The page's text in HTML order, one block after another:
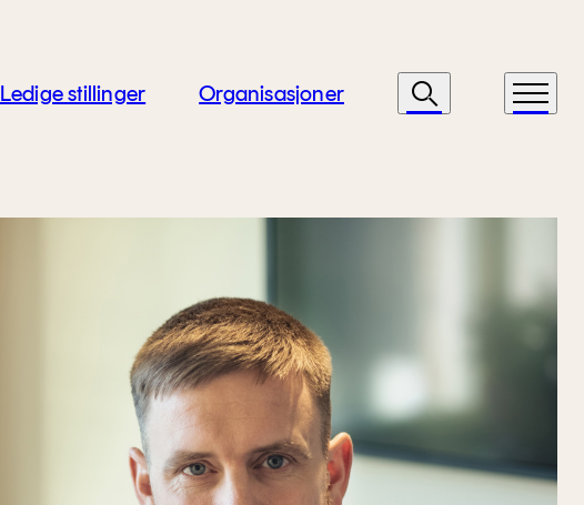
Ledige stillinger Organisasjoner Søk Meny